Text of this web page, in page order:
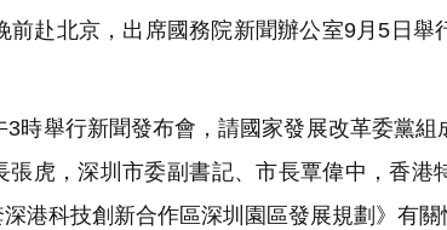
赴北京，出席國務院新聞辦公室9月5日舉
時舉行新聞發布會，請國家發展改革委黨組
虎，深圳市委副書記、市長覃偉中，香港
港科技創新合作區深圳園區發展規劃》有關